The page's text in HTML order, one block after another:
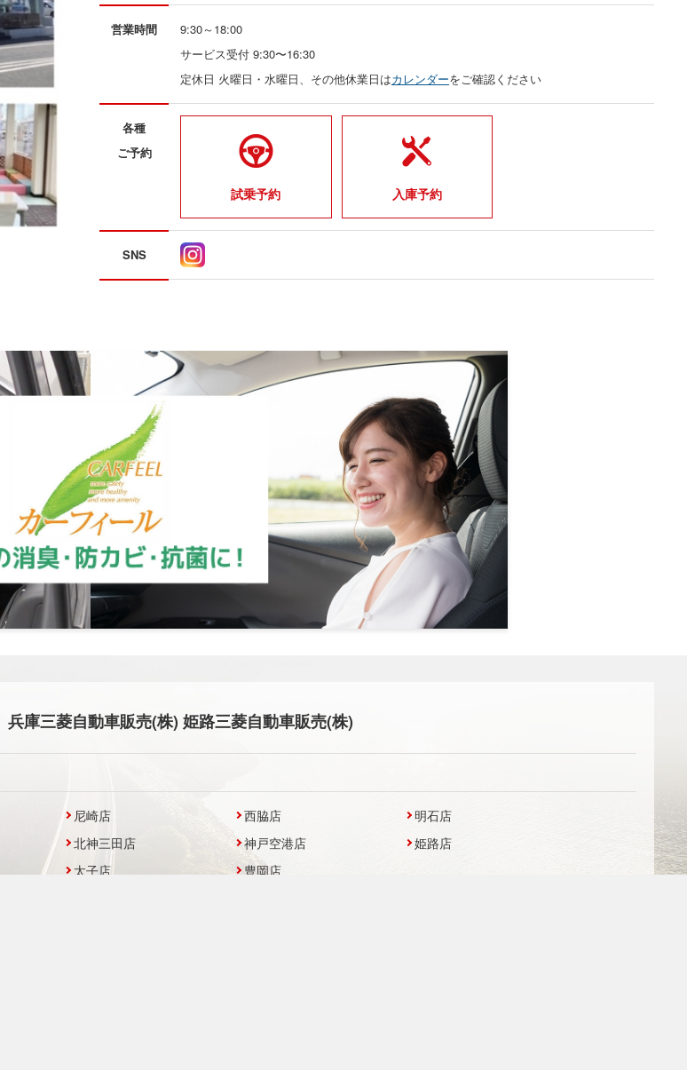
営業時間
9:30～18:00
サービス受付 9:30〜16:30
定休日 火曜日・水曜日、その他休業日はカレンダーをご確認ください
各種
ご予約
試乗予約 入庫予約
SNS
兵庫三菱自動車販売(株) 姫路三菱自動車販売(株)
尼崎店 西脇店
明石店
北神三田店 神戸空港店
姫路店
太子店 豊岡店